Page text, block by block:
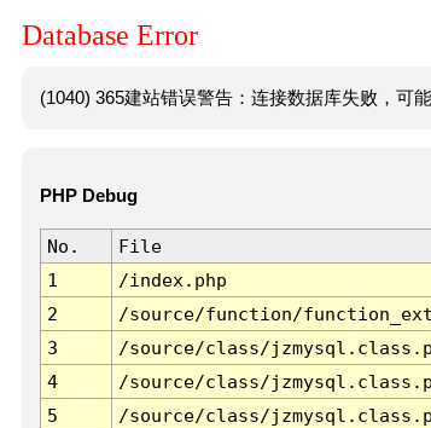
Database Error
(1040) 365建站错误警告：连接数据库失败，可
PHP Debug
No. File
1
/index.php
2
/source/function/
3
/source/class/
4
/source/class/
5
/source/class/